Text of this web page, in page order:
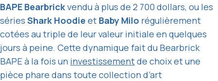
BAPE Bearbrickvendu à plus de 2 700 dollars, ou les
séries Shark Hoodie et Baby Milo régulièrement
cotées au triple de leur valeur initiale en quelques
jours à peine. Cette dynamique fait du Bearbrick
BAPE à la fois un investissementde choix et une
pièce phare dans toute collection d’art